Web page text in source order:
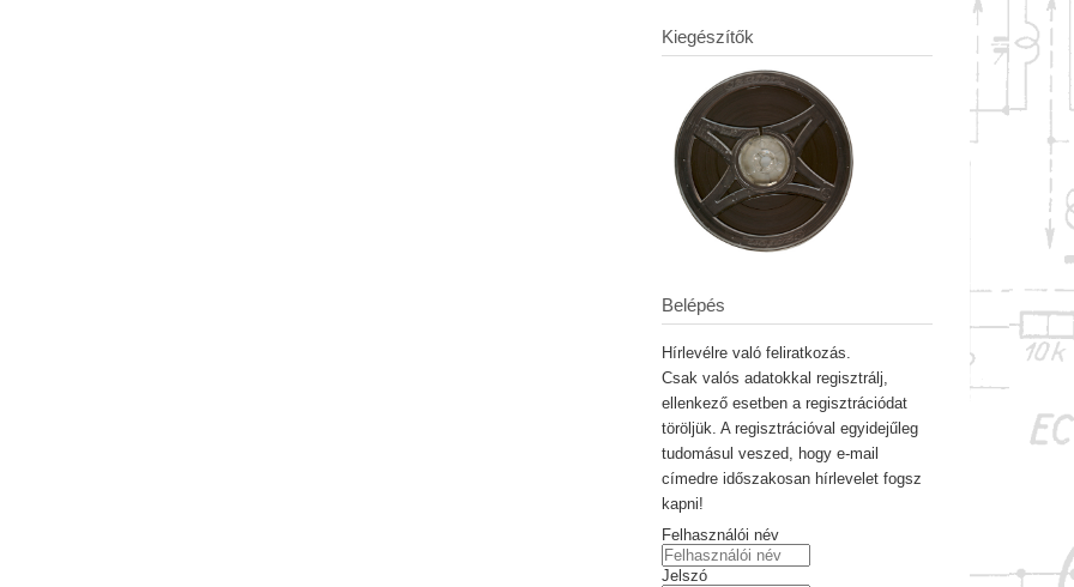
Kiegészítők
Belépés
Hírlevélre való feliratkozás.
Csak valós adatokkal regisztrálj,
ellenkező esetben a regisztrációdat
töröljük. A regisztrációval egyidejűleg
tudomásul veszed, hogy e-mail
címedre időszakosan hírlevelet fogsz
kapni!
Felhasználói név
Jelszó